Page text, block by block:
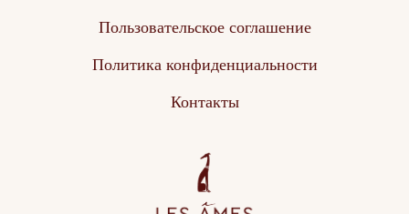
Пользовательское соглашение
Политика конфиденциальности
Контакты